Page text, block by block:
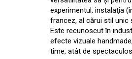
experimentul, instalaţia
francez, al cărui stil unic
Este recunoscut în
efecte vizuale
time, atât de